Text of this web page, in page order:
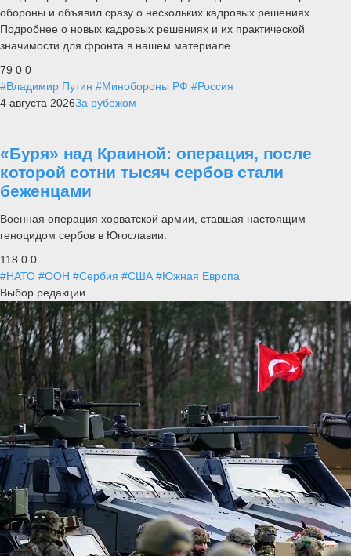
обороны и объявил сразу о нескольких кадровых решениях.
Подробнее о новых кадровых решениях и их практической
значимости для фронта в нашем материале.
79 0 0
#Владимир Путин #Минобороны РФ #Россия
4 августа 2026За рубежом
«Буря» над Краиной: операция, после
которой сотни тысяч сербов стали
беженцами
Военная операция хорватской армии, ставшая настоящим
геноцидом сербов в Югославии.
118 0 0
#НАТО #ООН #Сербия #США #Южная Европа
Выбор редакции